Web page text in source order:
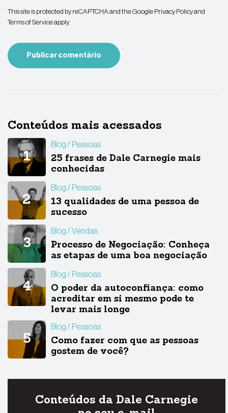
This site is protected by reCAPTCHA and the Google Privacy Policyand
Terms of Serviceapply.
Conteúdos mais acessados
Blog Pessoas
25 frases de Dale Carnegie mais
conhecidas
Blog Pessoas
13 qualidades de uma pessoa de
sucesso
Blog Vendas
Processo de Negociação: Conheça
as etapas de uma boa negociação
Blog Pessoas
O poder da autoconfiança: como
acreditar em si mesmo pode te
levar mais longe
Blog Pessoas
Como fazer com que as pessoas
gostem de você?
Conteúdos da Dale Carnegie